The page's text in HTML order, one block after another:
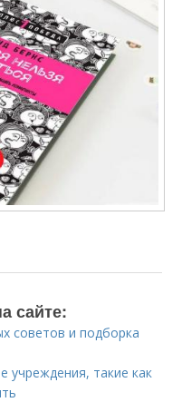
сайте:
советов и подборка
учреждения, такие как